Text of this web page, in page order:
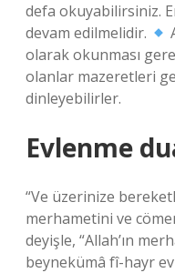
defa okuyabilirsiniz.
devam edilmelidir.
olarak okunması
olanlar mazeretleri
dinleyebilirler.
Evlenme
“Ve üzerinize
merhametini ve
deyişle, “Allah’ın
beynekümâ fî-hayr ev